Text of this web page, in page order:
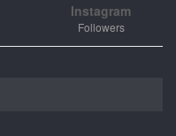
Instagram
Followers